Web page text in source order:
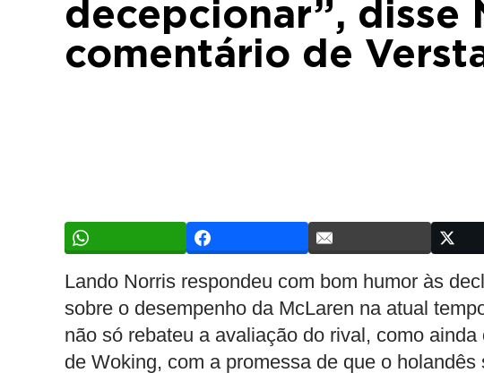
decepcionar”, disse
comentário de
Lando Norris respondeu com bom humor às
sobre o desempenho da McLaren na atual
não só rebateu a avaliação do rival, como
de Woking, com a promessa de que o holandês